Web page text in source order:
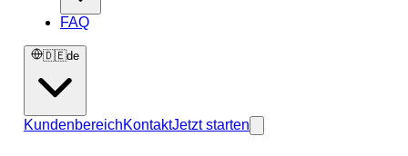
FAQ
🇩🇪de
KundenbereichKontaktJetzt starten